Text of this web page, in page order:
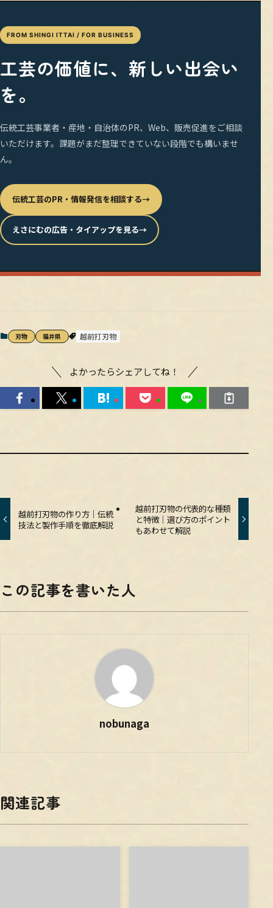
FROM SHINGI ITTAI / FOR BUSINESS
工芸の価値に、新しい出会い
を。
伝統工芸事業者・産地・自治体のPR、Web、販売促進をご相談
いただけます。課題がまだ整理できていない段階でも構いませ
ん。
伝統工芸のPR・情報発信を相談する→
えさにむの広告・タイアップを見る→
刃物 福井県 越前打刃物
よかったらシェアしてね！
越前打刃物の作り方｜伝統
技法と製作手順を徹底解説
越前打刃物の代表的な種類
と特徴｜選び方のポイント
もあわせて解説
この記事を書いた人
nobunaga
関連記事